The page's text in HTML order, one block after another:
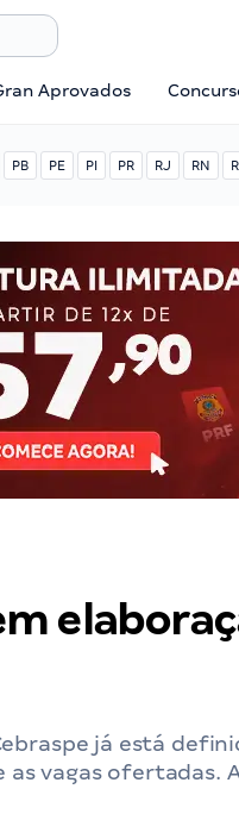
Aprovados
PB PE PI PR RJ RN
já está
as vagas ofertadas.